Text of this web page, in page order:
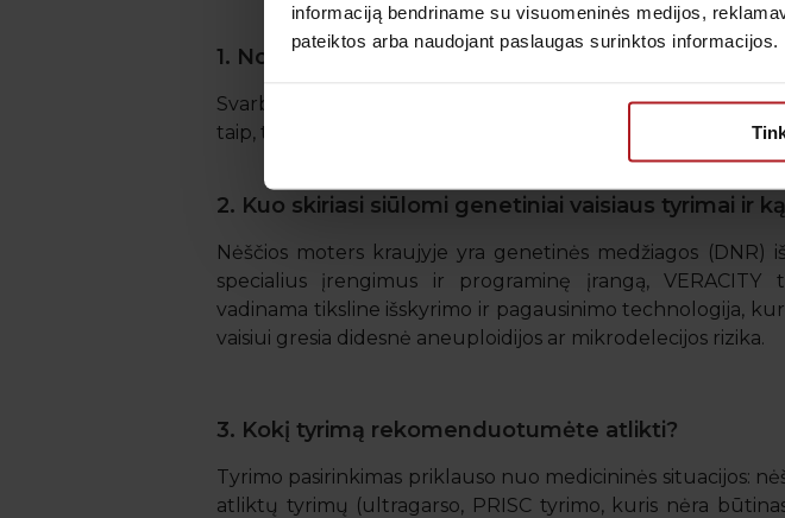
informaciją bendriname su visuomeninės medijos,
pateiktos arba naudojant paslaugas surinktos informacijos.
1. Noriu pasidaryti genetinį tyrimą nėščiosioms. Kurį
Svarbu įvertinti, ar yra medicininės indikacijos: vyresnis
taip, tyrimą pasirinkti padės gydytoja genetikė.
2. Kuo skiriasi siūlomi genetiniai vaisiaus tyrimai ir
Nėščios moters kraujyje yra genetinės medžiagos (DNR)
specialius įrengimus ir programinę įrangą,
vadinama tiksline išskyrimo ir pagausinimo technologija,
vaisiui gresia didesnė aneuploidijos ar mikrodelecijos rizika.
3. Kokį tyrimą rekomenduotumėte atlikti?
Tyrimo pasirinkimas priklauso nuo medicininės situacijos:
atliktų tyrimų (ultragarso, PRISC tyrimo, kuris nėra